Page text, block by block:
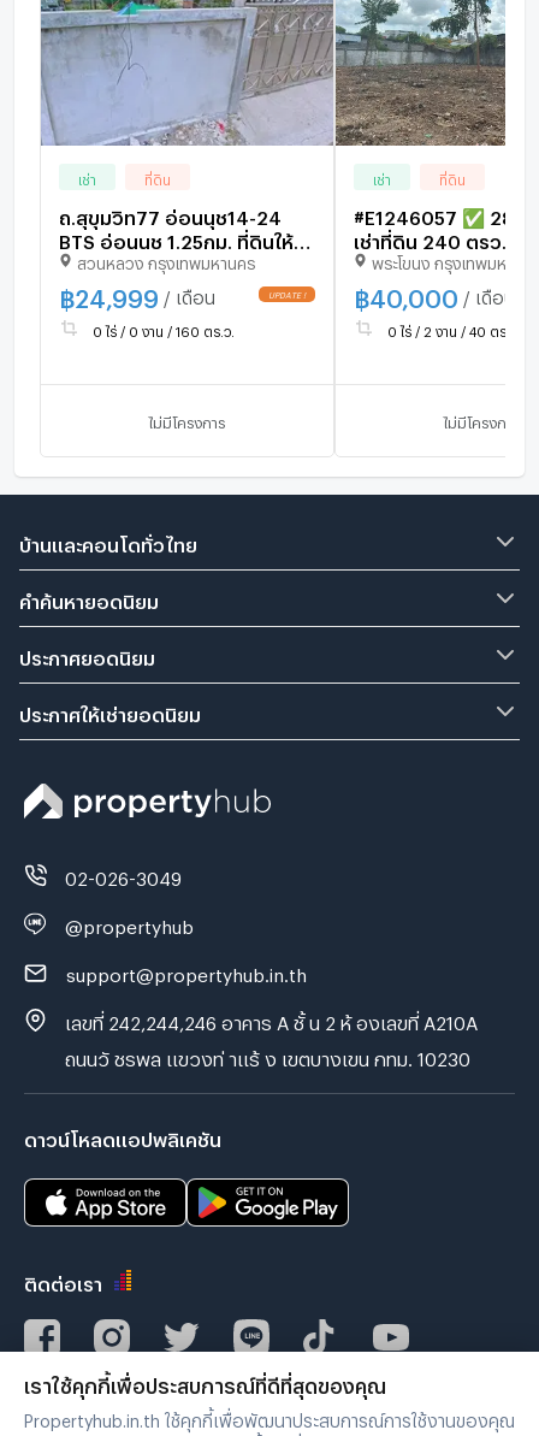
เช่า ที่ดิน
ถ.สุขุมวิท77 อ่อนนุช14-24
BTS อ่อนนุช 1.25กม. ที่ดินให้
เช่า 160 ตร.ว. 636 ตร.ม.ใกล้
แม็คโคร อ่อนนุช 700 ม.
สวนหลวง กรุงเทพมหานคร
฿24,999 / เดือน UPDATE !
0 ไร่ / 0 งาน / 160 ตร.ว.
ไม่มีโครงการ
เช่า ที่ดิน
#E1246057 ✅ 28/
เช่าที่ดิน 240 ตรว. ส
ติดกัน สุขุมวิท 101/1
(วชิรธรรมสาธิต ซ
สอบถาม ld line
พระโขนง กรุงเทพมหานค
฿ 40,000 / เดือน
0 ไร่ / 2 งาน / 40 ตร.ว.
ไม่มีโครงการ
บ้านและคอนโดทั่วไทย
คำค้นหายอดนิยม
ประกาศยอดนิยม
ประกาศให้เช่ายอดนิยม
02-026-3049
@propertyhub
support@propertyhub.in.th
เลขที่ 242,244,246 อาคาร A ชั้ น 2 ห้ องเลขที่ A210A
ถนนวั ชรพล แขวงท่ าแร้ ง เขตบางเขน กทม. 10230
ดาวน์โหลดแอปพลิเคชัน
ติดต่อเรา
เราใช้คุกกี้เพื่อประสบการณ์ที่ดีที่สุดของคุณ
Propertyhub.in.th ใช้คุกกี้เพื่อพัฒนาประสบการณ์การใช้งานของคุณ